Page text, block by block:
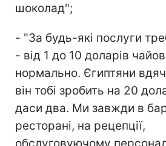
шоколад";
- "За будь-які послуги
- від 1 до 10 доларів
нормально. Єгиптяни
він тобі зробить на 20
даси два. Ми завжди в
ресторані, на рецепції,
обслуговуючому